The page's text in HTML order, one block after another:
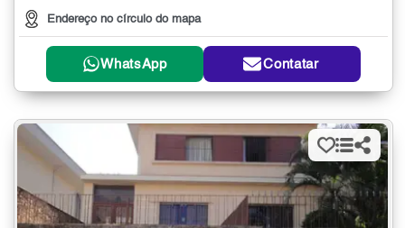
Endereço no círculo do mapa
WhatsApp Contatar